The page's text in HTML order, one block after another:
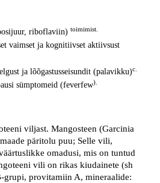
riboflaviin) toimimist.
vaimset ja kognitiivset aktiivsust
ja lõõgastusseisundit (palavikku)c.
sümptomeid (feverfew).
viljast. Mangosteen (Garcinia
päritolu puu; Selle vili,
omadusi, mis on tuntud
vili on rikas kiudainete (sh
provitamiin A, mineraalide: